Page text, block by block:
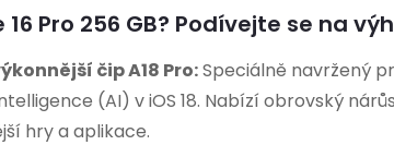
Pro 256 GB? Podívejte se na
čip A18 Pro:Speciálně navržený
(AI) v iOS 18. Nabízí obrovský
hry a aplikace.